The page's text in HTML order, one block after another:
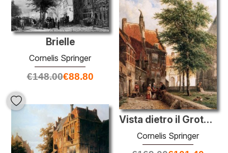
Brielle
Cornelis Springer
€148.00€88.80
Vista dietro il Grote Kerk di Naarden
Cornelis Springer